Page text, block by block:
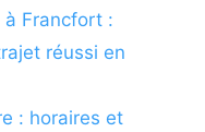
à Francfort :
réussi en
: horaires et